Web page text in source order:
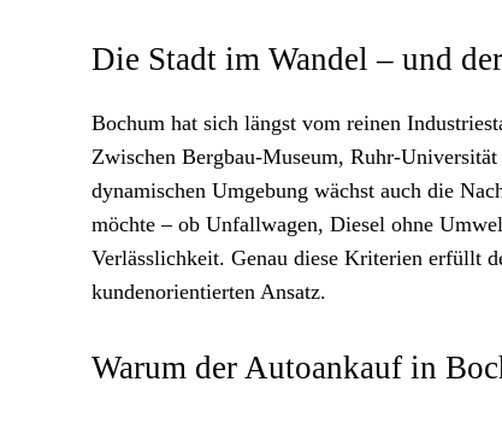
Die Stadt im Wandel – und
Bochum hat sich längst vom reinen
Zwischen Bergbau-Museum, Ruhr-
dynamischen Umgebung wächst auch die
möchte – ob Unfallwagen, Diesel ohne
Verlässlichkeit. Genau diese Kriterien erfüllt
kundenorientierten Ansatz.
Warum der Autoankauf in